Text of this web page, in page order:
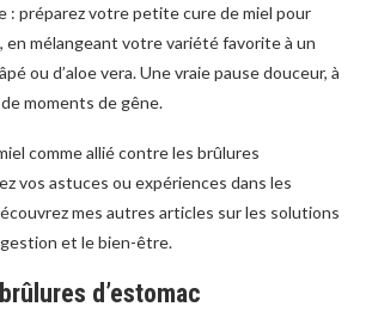
: préparez votre petite cure de miel pour
en mélangeant votre variété favorite à un
ou d’aloe vera. Une vraie pause douceur, à
moments de gêne.
comme allié contre les brûlures
vos astuces ou expériences dans les
mes autres articles sur les solutions
et le bien-être.
d’estomac